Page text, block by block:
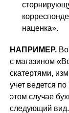
наценка».
НАПРИМЕР.
с магазином
скатертями,
учет ведется
этом случае
следующий вид.